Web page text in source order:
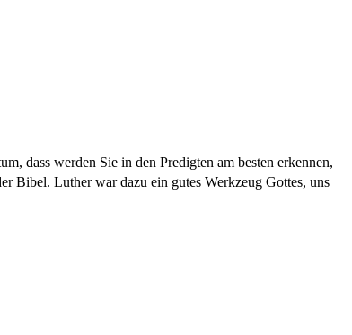
dass werden Sie in den Predigten am besten erkennen,
Bibel. Luther war dazu ein gutes Werkzeug Gottes, uns